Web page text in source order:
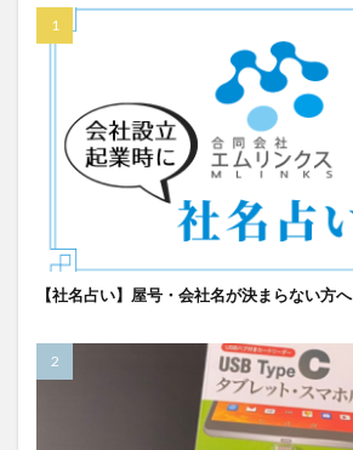
【社名占い】屋号・会社名が決まらない方へ